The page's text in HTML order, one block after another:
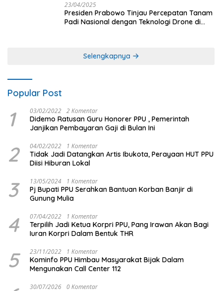
23/04/2025
Presiden Prabowo Tinjau Percepatan Tanam
Padi Nasional dengan Teknologi Drone di
Selengkapnya
Popular Post
1 03/02/2022 2 Komentar
Didemo Ratusan Guru Honorer PPU , Pemerintah
Janjikan Pembayaran Gaji di Bulan Ini
2 04/02/2022 1 Komentar
Tidak Jadi Datangkan Artis Ibukota, Perayaan HUT PPU
Diisi Hiburan Lokal
3 13/05/2024 1 Komentar
Pj Bupati PPU Serahkan Bantuan Korban Banjir di
Gunung Mulia
4 07/04/2022 1 Komentar
Terpilih Jadi Ketua Korpri PPU, Pang Irawan Akan Bagi
Iuran Korpri Dalam Bentuk THR
5 23/11/2022 1 Komentar
Kominfo PPU Himbau Masyarakat Bijak Dalam
Mengunakan Call Center 112
30/07/2026 0 Komentar